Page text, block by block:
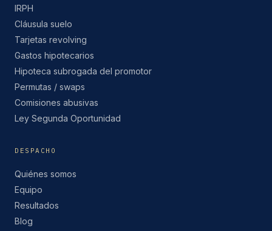
IRPH
Cláusula suelo
Tarjetas revolving
Gastos hipotecarios
Hipoteca subrogada del promotor
Permutas / swaps
Comisiones abusivas
Ley Segunda Oportunidad
DESPACHO
Quiénes somos
Equipo
Resultados
Blog